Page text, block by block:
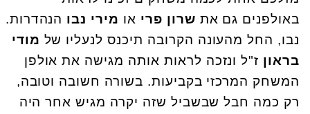
באולפנים גם את שרון פרי או מירי נבו הנהדרות.
נבו, החל מהעונה הקרובה תיכנס לנעליו של מודי
בראון ז"ל ונזכה לראות אותה מגישה את אולפן
המשחק המרכזי בקביעות. בשורה חשובה וטובה,
רק כמה חבל שבשביל שזה יקרה מגיש אחר היה